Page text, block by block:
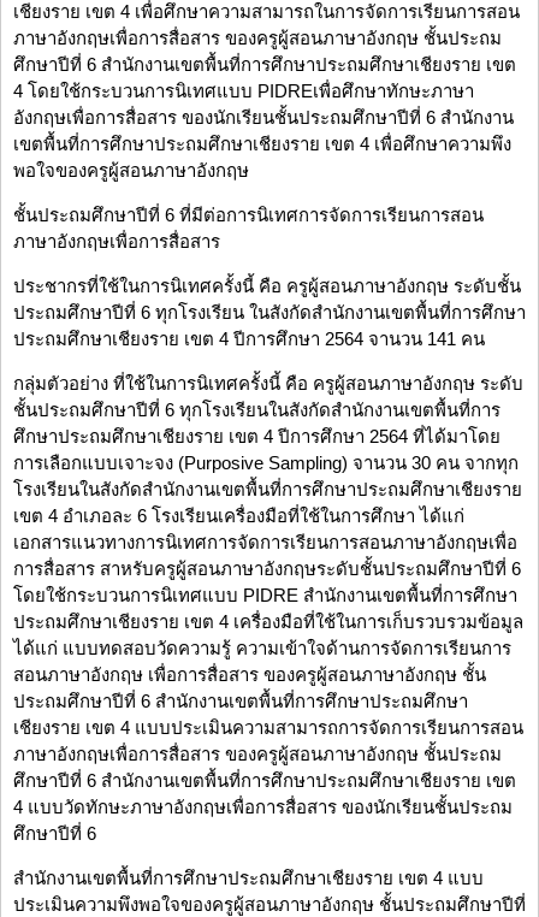
เชียงราย เขต 4 เพื่อศึกษาความสามารถในการจัดการเรียนการสอน
ภาษาอังกฤษเพื่อการสื่อสาร ของครูผู้สอนภาษาอังกฤษ ชั้นประถม
ศึกษาปีที่ 6 สำนักงานเขตพื้นที่การศึกษาประถมศึกษาเชียงราย เขต
4 โดยใช้กระบวนการนิเทศแบบ PIDREเพื่อศึกษาทักษะภาษา
อังกฤษเพื่อการสื่อสาร ของนักเรียนชั้นประถมศึกษาปีที่ 6 สำนักงาน
เขตพื้นที่การศึกษาประถมศึกษาเชียงราย เขต 4 เพื่อศึกษาความพึง
พอใจของครูผู้สอนภาษาอังกฤษ
ชั้นประถมศึกษาปีที่ 6 ที่มีต่อการนิเทศการจัดการเรียนการสอน
ภาษาอังกฤษเพื่อการสื่อสาร
ประชากรที่ใช้ในการนิเทศครั้งนี้ คือ ครูผู้สอนภาษาอังกฤษ ระดับชั้น
ประถมศึกษาปีที่ 6 ทุกโรงเรียน ในสังกัดสำนักงานเขตพื้นที่การศึกษา
ประถมศึกษาเชียงราย เขต 4 ปีการศึกษา 2564 จานวน 141 คน
กลุ่มตัวอย่าง ที่ใช้ในการนิเทศครั้งนี้ คือ ครูผู้สอนภาษาอังกฤษ ระดับ
ชั้นประถมศึกษาปีที่ 6 ทุกโรงเรียนในสังกัดสำนักงานเขตพื้นที่การ
ศึกษาประถมศึกษาเชียงราย เขต 4 ปีการศึกษา 2564 ที่ได้มาโดย
การเลือกแบบเจาะจง (Purposive Sampling) จานวน 30 คน จากทุก
โรงเรียนในสังกัดสำนักงานเขตพื้นที่การศึกษาประถมศึกษาเชียงราย
เขต 4 อำเภอละ 6 โรงเรียนเครื่องมือที่ใช้ในการศึกษา ได้แก่
เอกสารแนวทางการนิเทศการจัดการเรียนการสอนภาษาอังกฤษเพื่อ
การสื่อสาร สาหรับครูผู้สอนภาษาอังกฤษระดับชั้นประถมศึกษาปีที่ 6
โดยใช้กระบวนการนิเทศแบบ PIDRE สำนักงานเขตพื้นที่การศึกษา
ประถมศึกษาเชียงราย เขต 4 เครื่องมือที่ใช้ในการเก็บรวบรวมข้อมูล
ได้แก่ แบบทดสอบวัดความรู้ ความเข้าใจด้านการจัดการเรียนการ
สอนภาษาอังกฤษ เพื่อการสื่อสาร ของครูผู้สอนภาษาอังกฤษ ชั้น
ประถมศึกษาปีที่ 6 สำนักงานเขตพื้นที่การศึกษาประถมศึกษา
เชียงราย เขต 4 แบบประเมินความสามารถการจัดการเรียนการสอน
ภาษาอังกฤษเพื่อการสื่อสาร ของครูผู้สอนภาษาอังกฤษ ชั้นประถม
ศึกษาปีที่ 6 สำนักงานเขตพื้นที่การศึกษาประถมศึกษาเชียงราย เขต
4 แบบวัดทักษะภาษาอังกฤษเพื่อการสื่อสาร ของนักเรียนชั้นประถม
ศึกษาปีที่ 6
สำนักงานเขตพื้นที่การศึกษาประถมศึกษาเชียงราย เขต 4 แบบ
ประเมินความพึงพอใจของครูผู้สอนภาษาอังกฤษ ชั้นประถมศึกษาปีที่